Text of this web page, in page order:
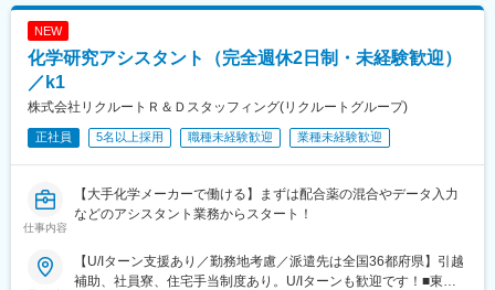
NEW
化学研究アシスタント（完全週休2日制・未経験歓迎）
／k1
株式会社リクルートＲ＆Ｄスタッフィング(リクルートグループ)
正社員 5名以上採用 職種未経験歓迎 業種未経験歓迎
仕事内容
【大手化学メーカーで働ける】まずは配合薬の混合やデータ入力
などのアシスタント業務からスタート！
【U/Iターン支援あり／勤務地考慮／派遣先は全国36都府県】引越
補助、社員寮、住宅手当制度あり。U/Iターンも歓迎です！■東北